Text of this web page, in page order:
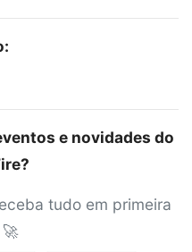
e novidades do
tudo em primeira